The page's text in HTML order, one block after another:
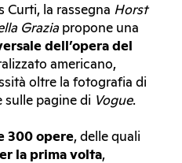
Curti, la rassegna Horst
Graziapropone una
dell’opera del
americano,
oltre la fotografia di
sulle pagine di Vogue.
300 opere, delle quali
la prima volta,